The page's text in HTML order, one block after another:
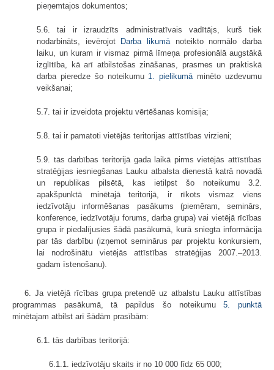
pieņemtajos dokumentos;
5.6. tai ir izraudzīts administratīvais vadītājs, kurš tiek
nodarbināts, ievērojot
Darba likumānoteikto normālo darba
laiku, un kuram ir vismaz pirmā līmeņa profesionālā augstākā
izglītība, kā arī atbilstošas zināšanas, prasmes un praktiskā
darba pieredze šo noteikumu 1. pielikumāminēto uzdevumu
veikšanai;
5.7. tai ir izveidota projektu vērtēšanas komisija;
5.8. tai ir pamatoti vietējās teritorijas attīstības virzieni;
5.9. tās darbības teritorijā gada laikā pirms vietējās attīstības
stratēģijas iesniegšanas Lauku atbalsta dienestā katrā novadā
un republikas pilsētā, kas ietilpst šo noteikumu 3.2.
apakšpunktā minētajā teritorijā, ir rīkots vismaz viens
iedzīvotāju informēšanas pasākums (piemēram, seminārs,
konference, iedzīvotāju forums, darba grupa) vai vietējā rīcības
grupa ir piedalījusies šādā pasākumā, kurā sniegta informācija
par tās darbību (izņemot seminārus par projektu konkursiem,
lai nodrošinātu vietējās attīstības stratēģijas 2007.–2013.
gadam īstenošanu).
6. Ja vietējā rīcības grupa pretendē uz atbalstu Lauku attīstības
programmas pasākumā, tā papildus šo noteikumu5. punktā
minētajam atbilst arī šādām prasībām:
6.1. tās darbības teritorijā:
6.1.1. iedzīvotāju skaits ir no 10 000 līdz 65 000;